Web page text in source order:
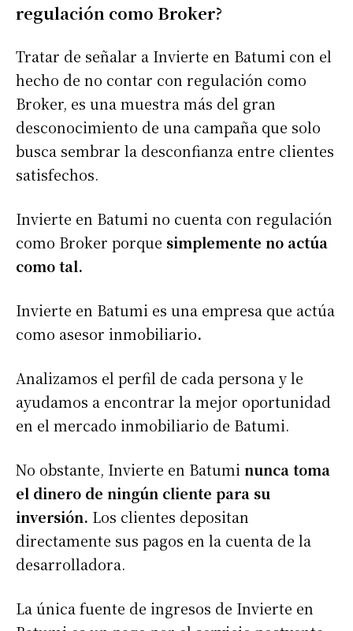
regulación como Broker?
Tratar de señalar a Invierte en Batumi con el
hecho de no contar con regulación como
Broker, es una muestra más del gran
desconocimiento de una campaña que solo
busca sembrar la desconfianza entre clientes
satisfechos.
Invierte en Batumi no cuenta con regulación
como Broker porque simplemente no actúa
como tal.
Invierte en Batumi es una empresa que actúa
como asesor inmobiliario.
Analizamos el perfil de cada persona y le
ayudamos a encontrar la mejor oportunidad
en el mercado inmobiliario de Batumi.
No obstante, Invierte en Batumi nunca toma
el dinero de ningún cliente para su
inversión. Los clientes depositan
directamente sus pagos en la cuenta de la
desarrolladora.
La única fuente de ingresos de Invierte en